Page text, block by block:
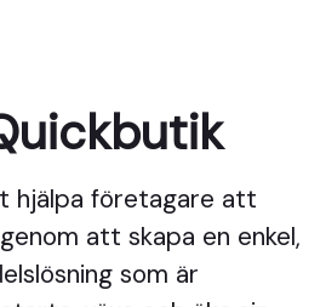
hjälpa företagare att
att skapa en enkel,
som är